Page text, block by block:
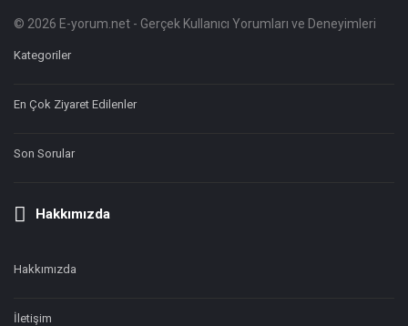
Footer
Hakkında
© 2026 E-yorum.net - Gerçek Kullanıcı Yorumları ve Deneyimleri
Kategoriler
En Çok Ziyaret Edilenler
Son Sorular
Hakkımızda
Hakkımızda
İletişim